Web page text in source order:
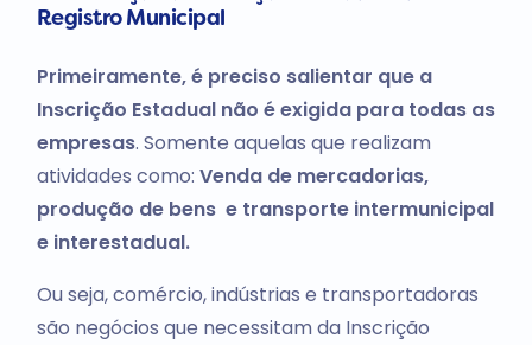
Registro Municipal
Primeiramente, é preciso salientar que a
Inscrição Estadual não é exigida para todas as
empresas. Somente aquelas que realizam
atividades como: Venda de mercadorias,
produção de bens e transporte intermunicipal
e interestadual.
Ou seja, comércio, indústrias e transportadoras
são negócios que necessitam da Inscrição